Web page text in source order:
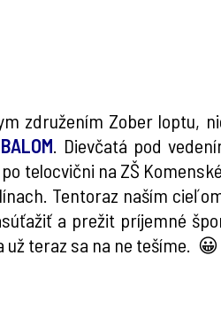
združením Zober loptu,
. Dievčatá pod
telocvični na ZŠ
Tentoraz naším
a prežit príjemné
už teraz sa na ne tešíme. 😀